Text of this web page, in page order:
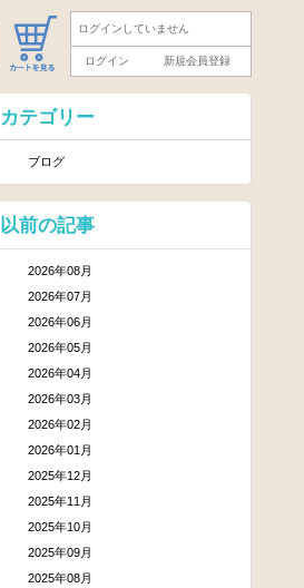
ログインしていません
ログイン 新規会員登録
カテゴリー
ブログ
以前の記事
2026年08月
2026年07月
2026年06月
2026年05月
2026年04月
2026年03月
2026年02月
2026年01月
2025年12月
2025年11月
2025年10月
2025年09月
2025年08月